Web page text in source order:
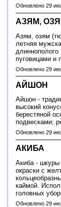
Обновлено 29
АЗЯМ,
Азям, озям
летняя
пуговицами и
Обновлено 29
АЙШОН
Айшон -
высокий
берестяной
подвесками;
Обновлено 29
АКИБА
Акиба - шкуры
окраски с
каймой.
головных
Обновлено 29